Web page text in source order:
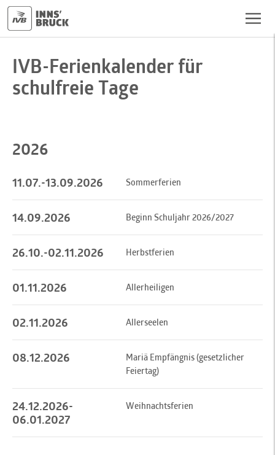
IVB-Ferienkalender für
schulfreie Tage
2026
11.07.-13.09.2026 Sommerferien
14.09.2026 Beginn Schuljahr 2026/2027
26.10.-02.11.2026 Herbstferien
01.11.2026 Allerheiligen
02.11.2026 Allerseelen
08.12.2026
Mariä Empfängnis (gesetzlicher
Feiertag)
24.12.2026-
06.01.2027
Weihnachtsferien